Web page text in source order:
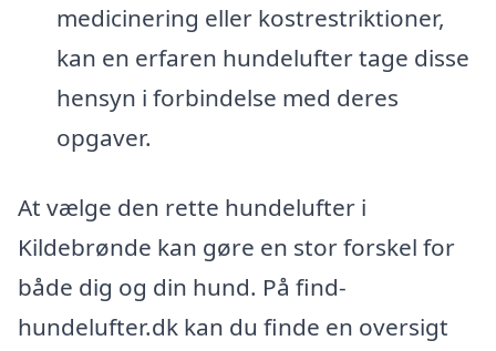
medicinering eller kostrestriktioner,
kan en erfaren hundelufter tage disse
hensyn i forbindelse med deres
opgaver.
At vælge den rette hundelufter i
Kildebrønde kan gøre en stor forskel for
både dig og din hund. På find-
hundelufter.dk kan du finde en oversigt